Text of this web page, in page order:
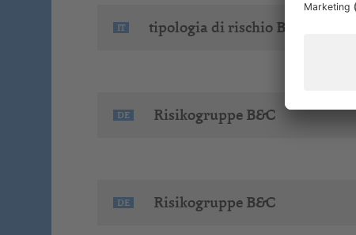
IT tipologia di rischio B&C
DE Risikogruppe B&C
DE Risikogruppe B&C